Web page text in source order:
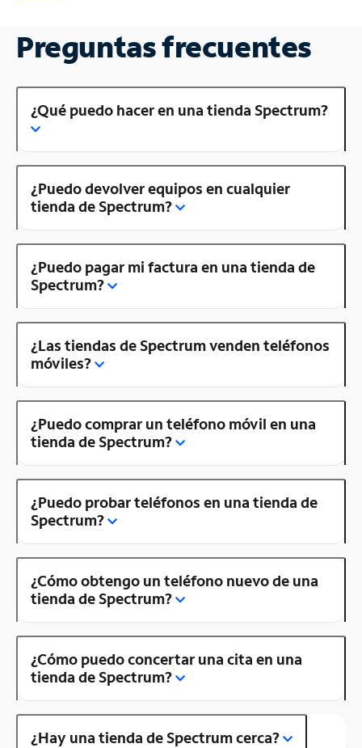
Preguntas frecuentes
¿Qué puedo hacer en una tienda Spectrum?
¿Puedo devolver equipos en cualquier
tienda de Spectrum?
¿Puedo pagar mi factura en una tienda de
Spectrum?
¿Las tiendas de Spectrum venden teléfonos
móviles?
¿Puedo comprar un teléfono móvil en una
tienda de Spectrum?
¿Puedo probar teléfonos en una tienda de
Spectrum?
¿Cómo obtengo un teléfono nuevo de una
tienda de Spectrum?
¿Cómo puedo concertar una cita en una
tienda de Spectrum?
¿Hay una tienda de Spectrum cerca?